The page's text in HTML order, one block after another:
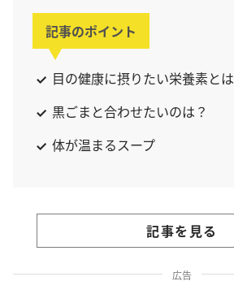
記事のポイント
目の健康に摂りたい栄養素とは
黒ごまと合わせたいのは？
体が温まるスープ
記事を見る
広告